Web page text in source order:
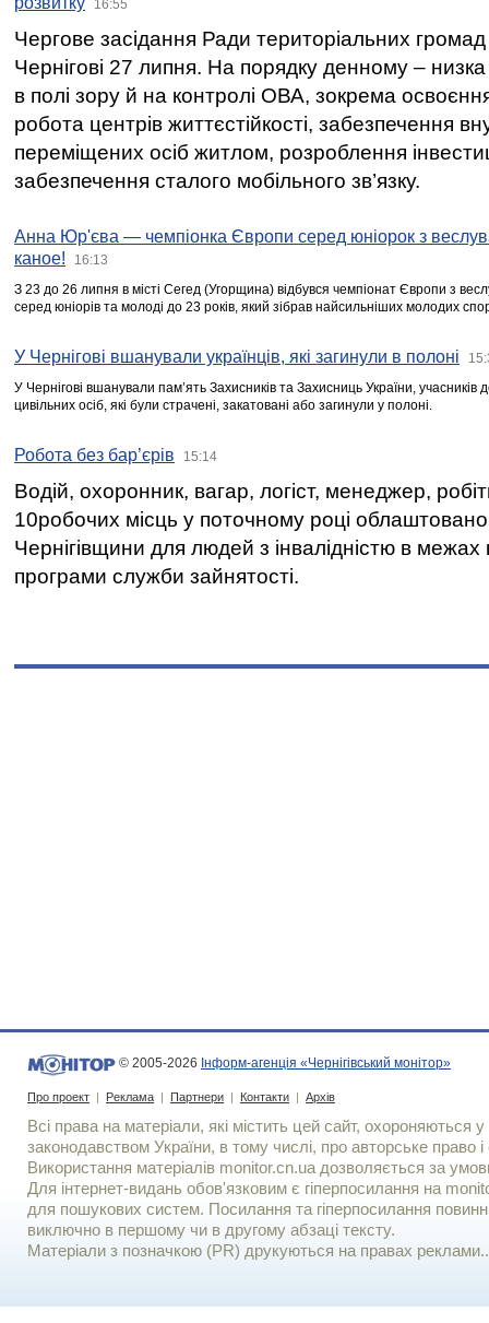
16:55
Чергове засідання Ради територіальних громад
Чернігові 27 липня. На порядку денному –
в полі зору й на контролі ОВА, зокрема освоєння
робота центрів життєстійкості, забезпечення
переміщених осіб житлом, розроблення
забезпечення сталого мобільного зв’язку.
Анна Юр'єва — чемпіонка Європи серед юніорок з
каное!
16:13
З 23 до 26 липня в місті Сегед (Угорщина) відбувся чемпіонат Європи з
серед юніорів та молоді до 23 років, який зібрав найсильніших молодих
У Чернігові вшанували українців, які загинули в полоні
У Чернігові вшанували пам’ять Захисників та Захисниць України,
цивільних осіб, які були страчені, закатовані або загинули у полоні.
Робота без бар’єрів 15:14
Водій, охоронник, вагар, логіст, менеджер,
10робочих місць у поточному році
Чернігівщини для людей з інвалідністю в межах
програми служби зайнятості.
© 2005-2026 Інформ-агенція «Чернігівський монітор»
Про проект | Реклама | Партнери | Контакти | Архів
Всі права на матеріали, які містить цей сайт, охороняються у
законодавством України, в тому числі, про авторське право і
Використання матерiалiв monitor.cn.ua дозволяється за
Для iнтернет-видань обов'язковим є гiперпосилання на
для пошукових систем. Посилання та гіперпосилання
виключно в першому чи в другому абзаці тексту.
Матеріали з позначкою (PR) друкуються на правах реклами..